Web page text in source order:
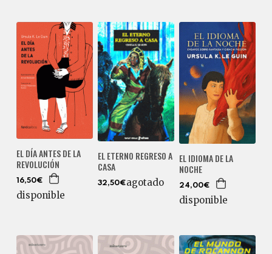
EL DÍA ANTES DE LA
REVOLUCIÓN
16,50€
disponible
EL ETERNO REGRESO A
CASA
32,50€agotado
EL IDIOMA DE LA
NOCHE
24,00€
disponible